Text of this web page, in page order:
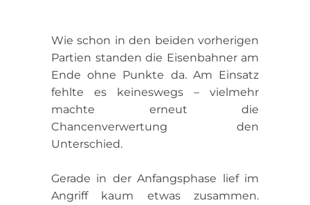
Wie schon in den beiden vorherigen
Partien standen die Eisenbahner am
Ende ohne Punkte da. Am Einsatz
fehlte es keineswegs – vielmehr
machte erneut die
Chancenverwertung den
Unterschied.
Gerade in der Anfangsphase lief im
Angriff kaum etwas zusammen.